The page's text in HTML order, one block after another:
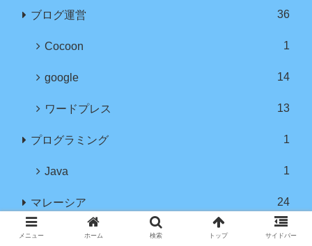
ブログ運営 36
Cocoon 1
google 14
ワードプレス 13
プログラミング 1
Java 1
マレーシア 24
クアラルンプール 12
メニュー ホーム 検索 トップ サイドバー